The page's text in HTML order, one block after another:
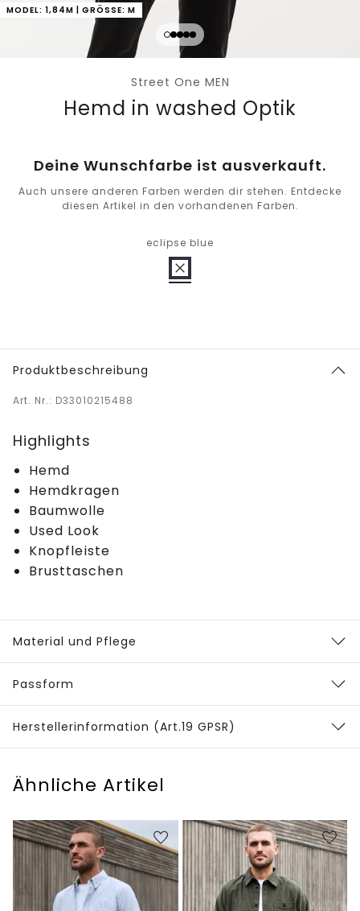
MODEL: 1,84M | GRÖSSE: M
Street One MEN
Hemd in washed Optik
Deine Wunschfarbe ist ausverkauft.
Auch unsere anderen Farben werden dir stehen. Entdecke
diesen Artikel in den vorhandenen Farben.
eclipse blue
Produktbeschreibung
Art. Nr.: D33010215488
Highlights
Hemd
Hemdkragen
Baumwolle
Used Look
Knopfleiste
Brusttaschen
Material und Pflege
Passform
Herstellerinformation (Art.19 GPSR)
Ähnliche Artikel